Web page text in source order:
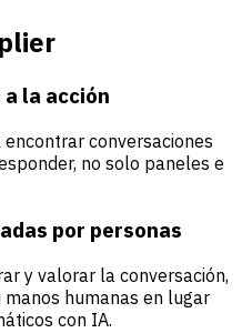
la acción
conversaciones
no solo paneles e
por personas
y valorar la conversación,
humanas en lugar
con IA.